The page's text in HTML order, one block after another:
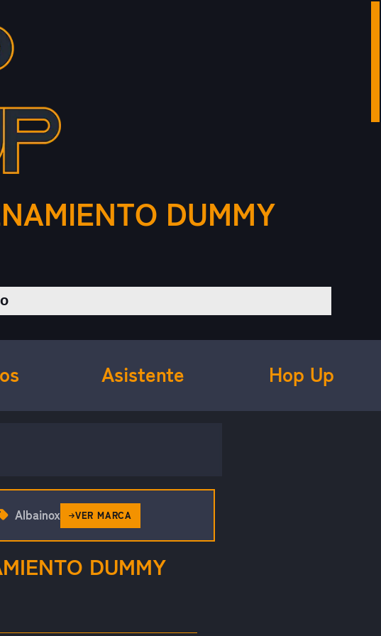
DUMMY
Asistente Hop Up
DUMMY
Albainox VER MARCA